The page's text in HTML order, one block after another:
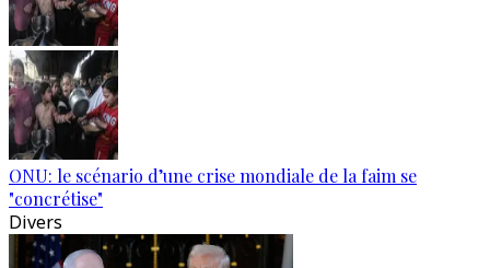
ONU: le scénario d’une crise mondiale de la faim se
"concrétise"
Divers